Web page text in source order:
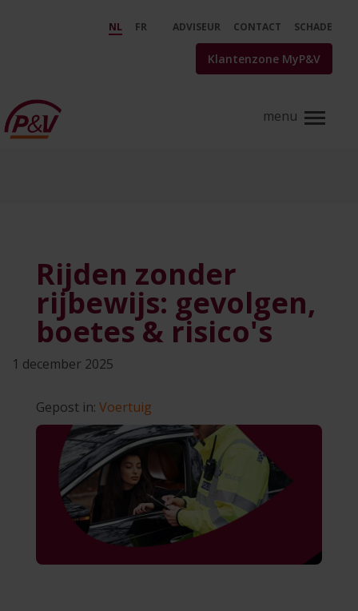
Rijden zonder rijbewijs:
NL FR ADVISEUR CONTACT SCHADE
Klantenzone MyP&V
Rijden zonder
rijbewijs: gevolgen,
boetes & risico's
1 december 2025
Gepost in: Voertuig